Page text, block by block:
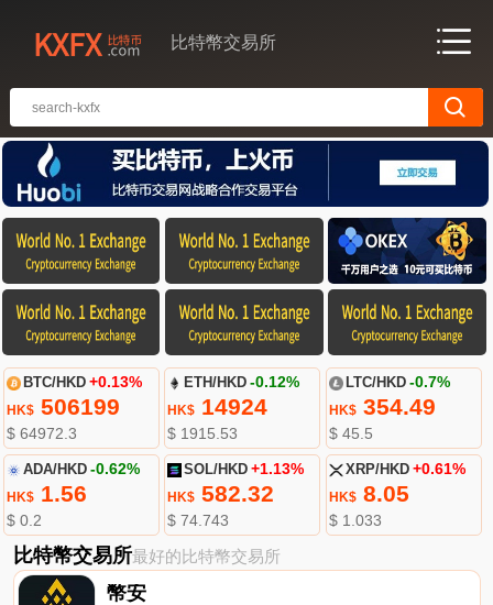
比特幣交易所
BTC/HKD +0.13%
HK$506199
$ 64972.3
ETH/HKD -0.12%
HK$ 14924
$ 1915.53
LTC/HKD -0.7%
HK$354.49
$ 45.5
ADA/HKD -0.62%
HK$1.56
$ 0.2
SOL/HKD +1.13%
HK$ 582.32
$ 74.743
XRP/HKD +0.61%
HK$8.05
$ 1.033
比特幣交易所最好的比特幣交易所
幣安